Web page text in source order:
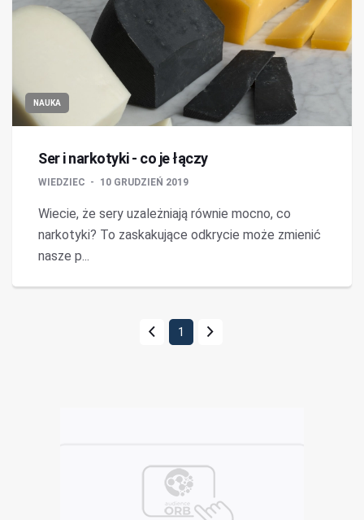
NAUKA
Ser i narkotyki - co je łączy
WIEDZIEC 10 GRUDZIEŃ 2019
Wiecie, że sery uzależniają równie mocno, co
narkotyki? To zaskakujące odkrycie może zmienić
nasze p...
1